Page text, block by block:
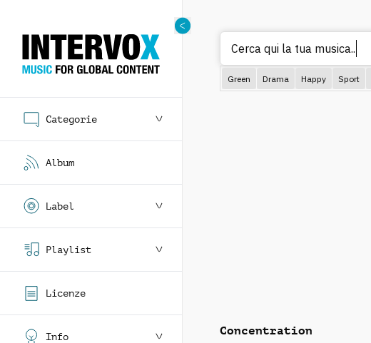
Categorie
Album
Label
Playlist
Licenze
Info
Cer
Green Drama Happy Sport
Concentration